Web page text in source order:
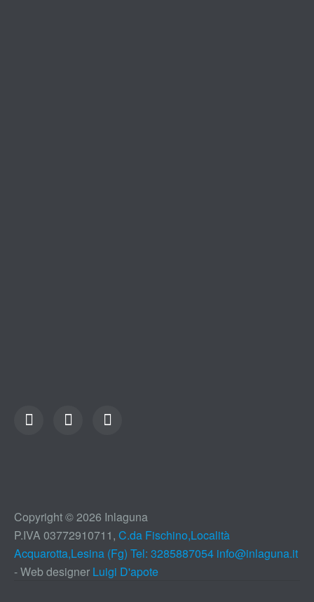
Copyright © 2026 Inlaguna
P.IVA 03772910711, C.da Fischino,Località
Acquarotta,Lesina (Fg) Tel: 3285887054 info@inlaguna.it
- Web designer Luigi D'apote